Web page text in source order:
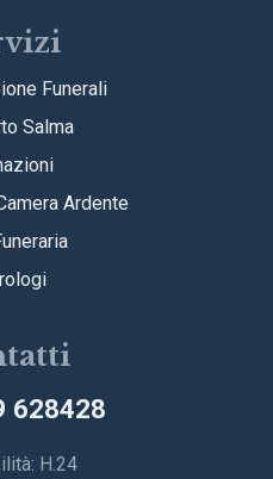
Funerali
Salma
Ardente
628428
H.24